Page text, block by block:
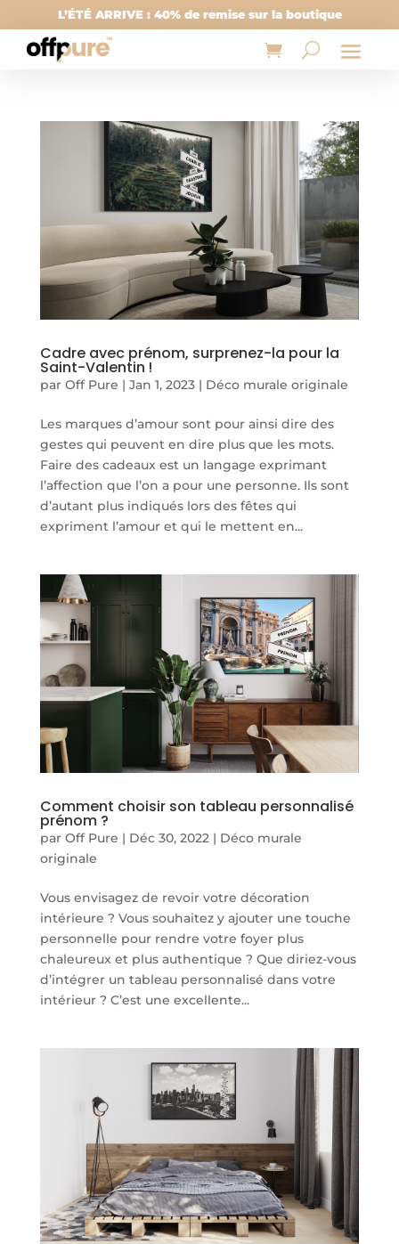
L’ÉTÉ ARRIVE : 40% de remise sur la boutique
Cadre avec prénom, surprenez-la pour la
Saint-Valentin !
par Off Pure | Jan 1, 2023| Déco murale originale
Les marques d’amour sont pour ainsi dire des
gestes qui peuvent en dire plus que les mots.
Faire des cadeaux est un langage exprimant
l’affection que l’on a pour une personne. Ils sont
d’autant plus indiqués lors des fêtes qui
expriment l’amour et qui le mettent en...
Comment choisir son tableau personnalisé
prénom ?
par Off Pure | Déc 30, 2022| Déco murale
originale
Vous envisagez de revoir votre décoration
intérieure ? Vous souhaitez y ajouter une touche
personnelle pour rendre votre foyer plus
chaleureux et plus authentique ? Que diriez-vous
d’intégrer un tableau personnalisé dans votre
intérieur ? C’est une excellente...